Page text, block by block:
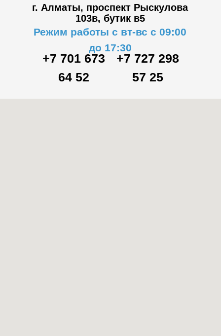
г. Алматы, проспект Рыскулова
103в, бутик в5
Режим работы с вт-вс с 09:00
до 17:30
+7 701 673
64 52
+7 727 298
57 25